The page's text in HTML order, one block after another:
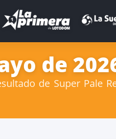
de
de Super Pale